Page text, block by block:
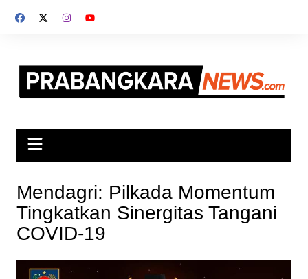
Mendagri: Pilkada Momentum
Tingkatkan Sinergitas Tangani
COVID-19